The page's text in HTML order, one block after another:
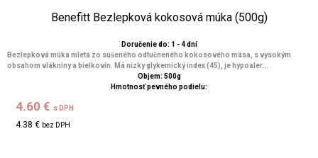
Benefitt Bezlepková kokosová múka (500g)
Doručenie do: 1 - 4 dní
Bezlepková múka mletá zo sušeného odtučneného kokosového mäsa, s vysokým
obsahom vlákniny a bielkovín. Má nízky glykemický index (45), je hypoaler...
Objem: 500g
Hmotnosť pevného podielu:
4.60 € s DPH
4.38 € bez DPH